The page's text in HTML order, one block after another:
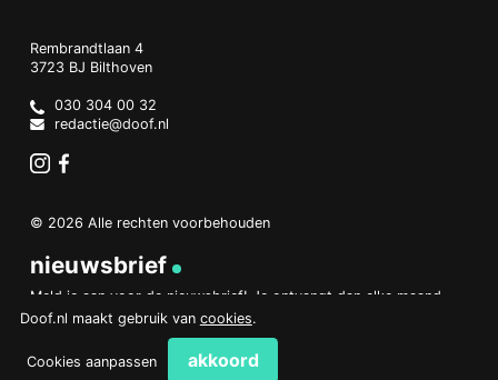
Doof.nl
work
Rembrandtlaan 4
3723 BJ Bilthoven
Netherlands
030 304 00 32
redactie@doof.nl
© 2026 Alle rechten voorbehouden
nieuwsbrief
Meld je aan voor de nieuwsbrief! Je ontvangt dan elke maand
een overzicht van het belangrijkste nieuws.
aanmelden
Doof.nl maakt gebruik van cookies.
Cookies aanpassen akkoord